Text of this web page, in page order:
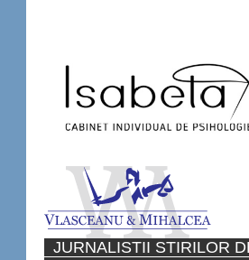
JURNALISTII STIRILOR